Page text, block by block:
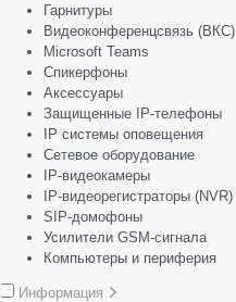
Гарнитуры
Видеоконференцсвязь (ВКС)
Microsoft Teams
Спикерфоны
Аксессуары
Защищенные IP-телефоны
IP системы оповещения
Сетевое оборудование
IP-видеокамеры
IP-видеорегистраторы (NVR)
SIP-домофоны
Усилители GSM-сигнала
Компьютеры и периферия
Информация